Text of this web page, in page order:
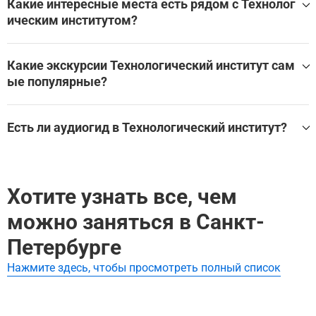
Картошке? Ответы на эти и другие вопросы ждут вас на
аудиоэкскурсии.
Какие интересные места есть рядом с Технолог
ическим институтом?
е, в окружении множества других великолепных мест.
Эти экскурсии охватывают Технологического институт
Техноложка
Какие экскурсии Технологический институт сам
ые популярные?
Неформальные достопримечательности Петербурга:
Есть ли аудиогид в Технологический институт?
ости без экскурсовода.
Лучшие аудиогиды и самостоятельные экскурсии по Те
хнологический институт:
Неформальные достопримечательности Петербурга:
Техноложка
Хотите узнать все, чем
можно заняться в Санкт-
Петербурге
Нажмите здесь, чтобы просмотреть полный список